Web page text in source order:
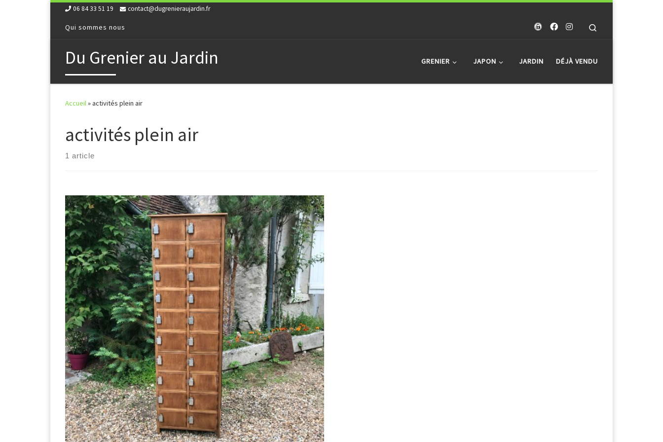
06 84 33 51 19 contact@dugrenieraujardin.fr
Qui sommes nous
Du Grenier au Jardin GRENIER JAPON JARDIN DÉJÀ VENDU
Accueil»activités plein air
activités plein air
1 article